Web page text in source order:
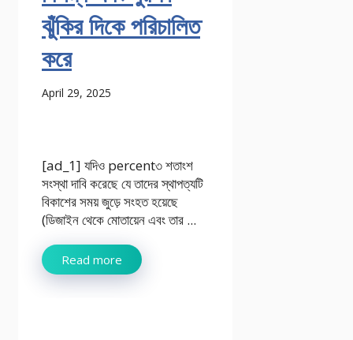
ঝুঁকির দিকে পরিচালিত
করে
April 29, 2025
[ad_1] যদিও percent৩ শতাংশ
সংস্থা দাবি করেছে যে তাদের স্থাপত্যটি
বিকাশের সময় জুড়ে সংহত হয়েছে
(ডিজাইন থেকে মোতায়েন এবং তার ...
Read more